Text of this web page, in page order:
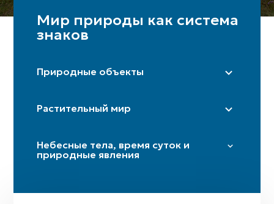
Мир природы как система
знаков
Природные объекты
Гора / горы
Дорога / перекрёсток
Растительный мир
Платан
Небесные тела, время суток и
природные явления
Солнце